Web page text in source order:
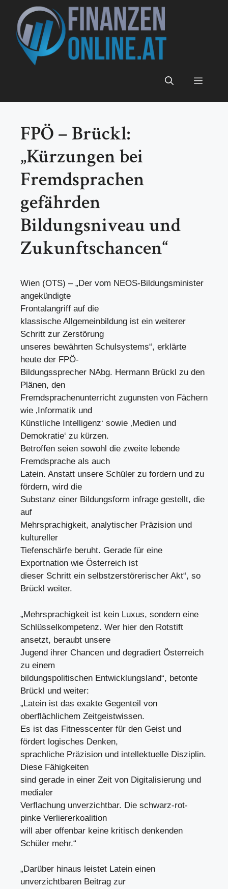
Inhalt
springen
Menü
FPÖ – Brückl:
„Kürzungen bei
Fremdsprachen
gefährden
Bildungsniveau und
Zukunftschancen“
Wien (OTS) – „Der vom NEOS-Bildungsminister
angekündigte
Frontalangriff auf die
klassische Allgemeinbildung ist ein weiterer
Schritt zur Zerstörung
unseres bewährten Schulsystems“, erklärte
heute der FPÖ-
Bildungssprecher NAbg. Hermann Brückl zu den
Plänen, den
Fremdsprachenunterricht zugunsten von Fächern
wie ‚Informatik und
Künstliche Intelligenz‘ sowie ‚Medien und
Demokratie‘ zu kürzen.
Betroffen seien sowohl die zweite lebende
Fremdsprache als auch
Latein. Anstatt unsere Schüler zu fordern und zu
fördern, wird die
Substanz einer Bildungsform infrage gestellt, die
auf
Mehrsprachigkeit, analytischer Präzision und
kultureller
Tiefenschärfe beruht. Gerade für eine
Exportnation wie Österreich ist
dieser Schritt ein selbstzerstörerischer Akt“, so
Brückl weiter.
„Mehrsprachigkeit ist kein Luxus, sondern eine
Schlüsselkompetenz. Wer hier den Rotstift
ansetzt, beraubt unsere
Jugend ihrer Chancen und degradiert Österreich
zu einem
bildungspolitischen Entwicklungsland“, betonte
Brückl und weiter:
„Latein ist das exakte Gegenteil von
oberflächlichem Zeitgeistwissen.
Es ist das Fitnesscenter für den Geist und
fördert logisches Denken,
sprachliche Präzision und intellektuelle Disziplin.
Diese Fähigkeiten
sind gerade in einer Zeit von Digitalisierung und
medialer
Verflachung unverzichtbar. Die schwarz-rot-
pinke Verliererkoalition
will aber offenbar keine kritisch denkenden
Schüler mehr.“
„Darüber hinaus leistet Latein einen
unverzichtbaren Beitrag zur